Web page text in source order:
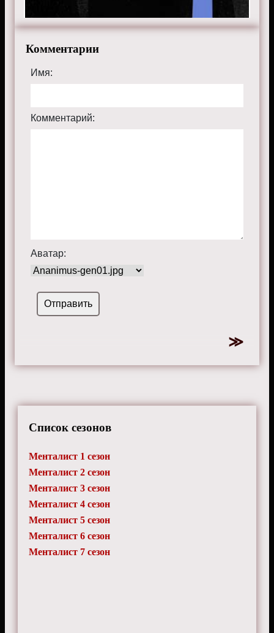
Комментарии
Имя:
Комментарий:
Аватар:
Список сезонов
Менталист 1 сезон
Менталист 2 сезон
Менталист 3 сезон
Менталист 4 сезон
Менталист 5 сезон
Менталист 6 сезон
Менталист 7 сезон